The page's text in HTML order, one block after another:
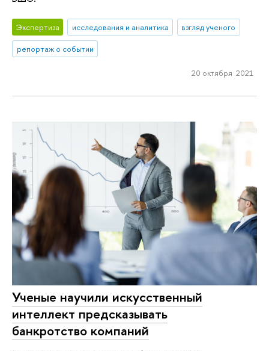
Экспертиза исследования и аналитика
взгляд ученого
репортаж о событии
20 октября 2021
Ученые научили искусственный
интеллект предсказывать
банкротство компаний